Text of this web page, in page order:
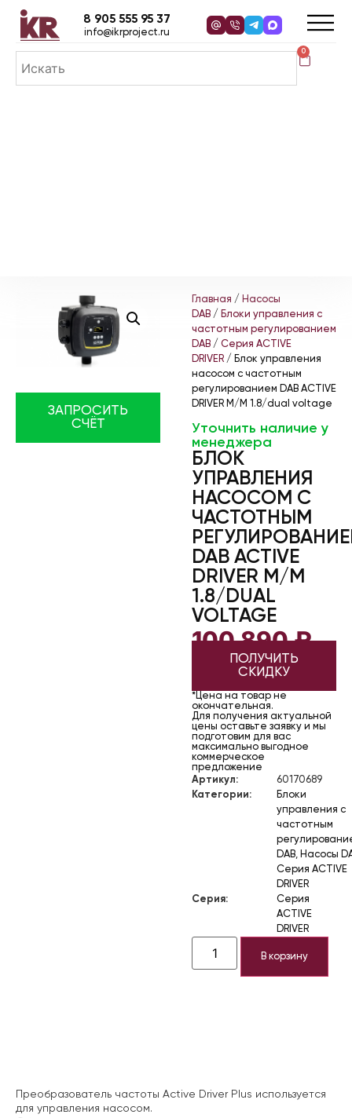
0
8 905 555 95 37
info@ikrproject.ru
ЗАПРОСИТЬ
СЧЁТ
Главная / Насосы
DAB / Блоки управления с
частотным регулированием
DAB / Серия ACTIVE
DRIVER / Блок управления
насосом с частотным
регулированием DAB ACTIVE
DRIVER M/M 1.8/dual voltage
Уточнить наличие у
менеджера
БЛОК
УПРАВЛЕНИЯ
НАСОСОМ С
ЧАСТОТНЫМ
DAB ACTIVE
DRIVER M/M
1.8/DUAL
VOLTAGE
100 890₽
ПОЛУЧИТЬ
СКИДКУ
*Цена на товар не
окончательная.
Для получения актуальной
цены оставьте заявку и мы
подготовим для вас
максимально выгодное
коммерческое
предложение
Артикул:
60170689
Категории:
Блоки
управления с
частотным
DAB, Насосы
Серия ACTIVE
DRIVER
Серия:
Серия
ACTIVE
DRIVER
В корзину
Преобразователь частоты Active Driver Plus используется
для управления насосом.